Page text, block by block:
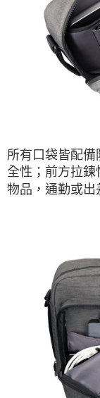
所有口袋皆配
全性；前方拉鍊
物品，通勤或出